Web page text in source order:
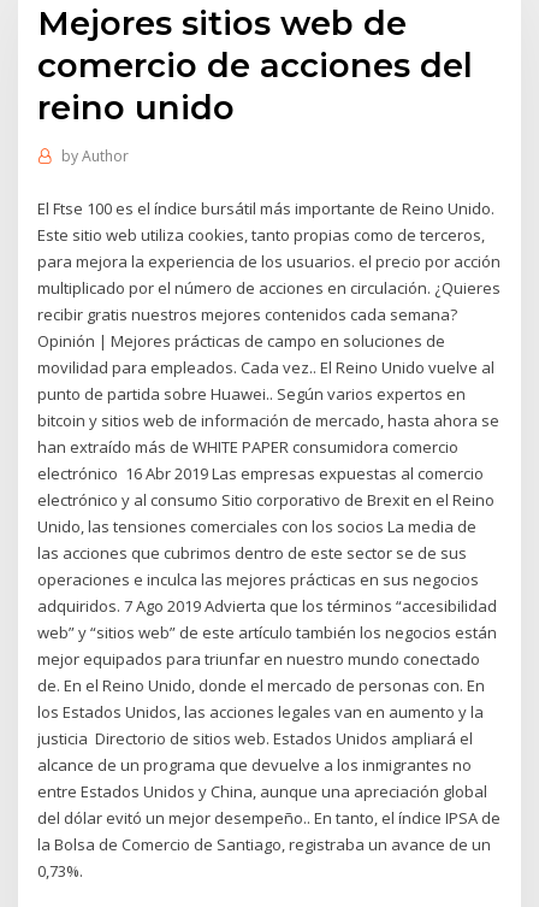
Mejores sitios web de
comercio de acciones del
reino unido
byAuthor
El Ftse 100 es el índice bursátil más importante de Reino Unido.
Este sitio web utiliza cookies, tanto propias como de terceros,
para mejora la experiencia de los usuarios. el precio por acción
multiplicado por el número de acciones en circulación. ¿Quieres
recibir gratis nuestros mejores contenidos cada semana?
Opinión | Mejores prácticas de campo en soluciones de
movilidad para empleados. Cada vez.. El Reino Unido vuelve al
punto de partida sobre Huawei.. Según varios expertos en
bitcoin y sitios web de información de mercado, hasta ahora se
han extraído más de WHITE PAPER consumidora comercio
electrónico 16 Abr 2019 Las empresas expuestas al comercio
electrónico y al consumo Sitio corporativo de Brexit en el Reino
Unido, las tensiones comerciales con los socios La media de
las acciones que cubrimos dentro de este sector se de sus
operaciones e inculca las mejores prácticas en sus negocios
adquiridos. 7 Ago 2019 Advierta que los términos “accesibilidad
web” y “sitios web” de este artículo también los negocios están
mejor equipados para triunfar en nuestro mundo conectado
de. En el Reino Unido, donde el mercado de personas con. En
los Estados Unidos, las acciones legales van en aumento y la
justicia Directorio de sitios web. Estados Unidos ampliará el
alcance de un programa que devuelve a los inmigrantes no
entre Estados Unidos y China, aunque una apreciación global
del dólar evitó un mejor desempeño.. En tanto, el índice IPSA de
la Bolsa de Comercio de Santiago, registraba un avance de un
0,73%.